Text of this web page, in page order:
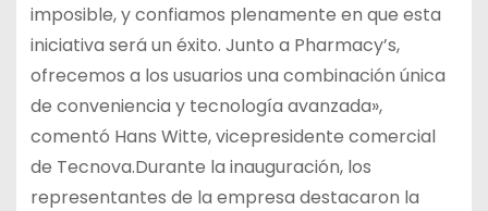
imposible, y confiamos plenamente en que esta
iniciativa será un éxito. Junto a Pharmacy’s,
ofrecemos a los usuarios una combinación única
de conveniencia y tecnología avanzada»,
comentó Hans Witte, vicepresidente comercial
de Tecnova.Durante la inauguración, los
representantes de la empresa destacaron la